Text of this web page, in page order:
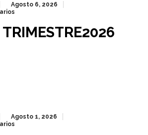
Agosto 6, 2026
TRIMESTRE2026
Agosto 1, 2026